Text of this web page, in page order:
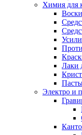
Химия для
Лаки
Электро и